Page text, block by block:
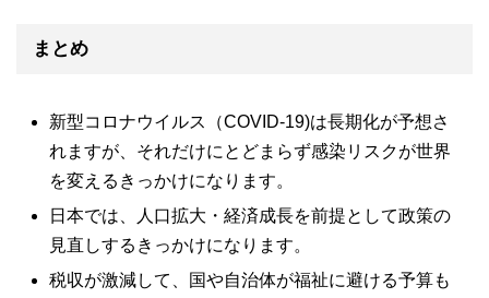
まとめ
新型コロナウイルス（COVID-19)は長期化が予想さ
れますが、それだけにとどまらず感染リスクが世界
を変えるきっかけになります。
日本では、人口拡大・経済成長を前提として政策の
見直しするきっかけになります。
税収が激減して、国や自治体が福祉に避ける予算も